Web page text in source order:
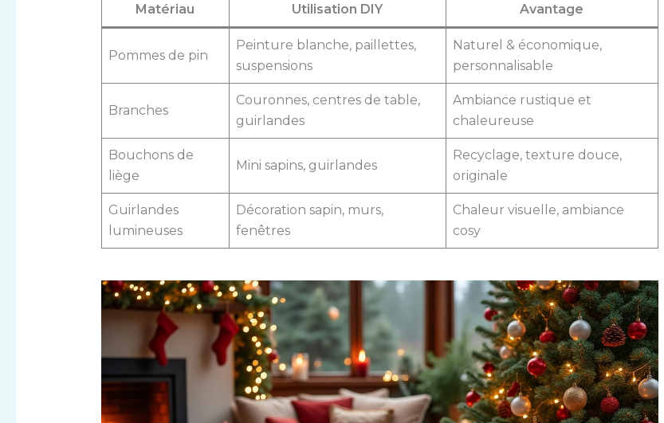
Matériau Utilisation DIY Avantage
Pommes de pin
Peinture blanche, paillettes,
suspensions
Naturel & économique,
personnalisable
Branches
Couronnes, centres de table,
guirlandes
Ambiance rustique et
chaleureuse
Bouchons de
liège
Mini sapins, guirlandes
Recyclage, texture douce,
originale
Guirlandes
lumineuses
Décoration sapin, murs,
fenêtres
Chaleur visuelle, ambiance
cosy